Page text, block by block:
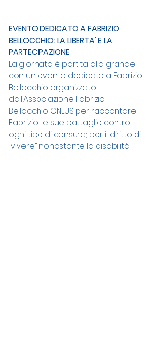
EVENTO DEDICATO A FABRIZIO
BELLOCCHIO: LA LIBERTA' E LA
PARTECIPAZIONE
La giornata è partita alla grande
con un evento dedicato a Fabrizio
Bellocchio organizzato
dall’Associazione Fabrizio
Bellocchio ONLUS per raccontare
Fabrizio; le sue battaglie contro
ogni tipo di censura; per il diritto di
“vivere" nonostante la disabilità.